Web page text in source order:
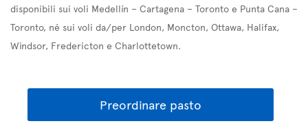
disponibili sui voli Medellín – Cartagena – Toronto e Punta Cana –
Toronto, né sui voli da/per London, Moncton, Ottawa, Halifax,
Windsor, Fredericton e Charlottetown.
Preordinare pasto